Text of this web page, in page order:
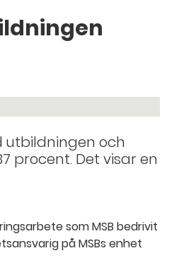
utbildningen och
procent. Det visar en
som MSB bedrivit
på MSBs enhet